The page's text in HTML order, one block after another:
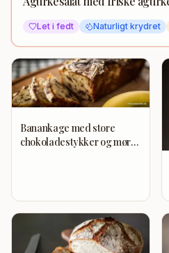
Let i fedt Naturligt krydret
Banankage med store
chokoladestykker og mørk